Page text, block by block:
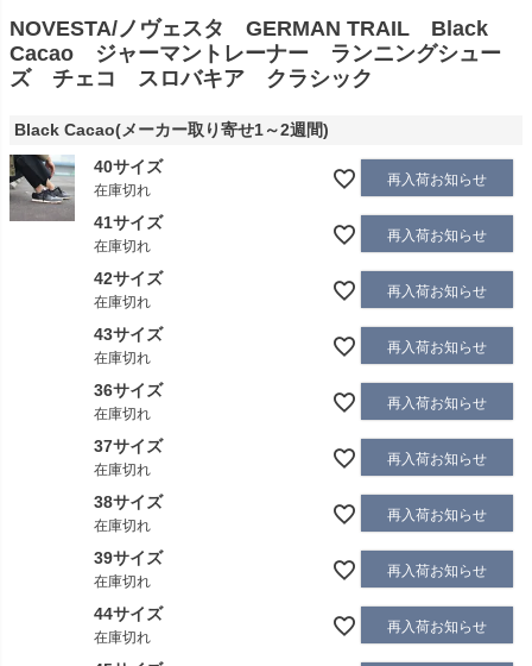
NOVESTA/ノヴェスタ GERMAN TRAIL Black
Cacao ジャーマントレーナー ランニングシュー
ズ チェコ スロバキア クラシック
Black Cacao(メーカー取り寄せ1～2週間)
40サイズ
在庫切れ
再入荷お知らせ
41サイズ
在庫切れ
再入荷お知らせ
42サイズ
在庫切れ
再入荷お知らせ
43サイズ
在庫切れ
再入荷お知らせ
36サイズ
在庫切れ
再入荷お知らせ
37サイズ
在庫切れ
再入荷お知らせ
38サイズ
在庫切れ
再入荷お知らせ
39サイズ
在庫切れ
再入荷お知らせ
44サイズ
在庫切れ
再入荷お知らせ